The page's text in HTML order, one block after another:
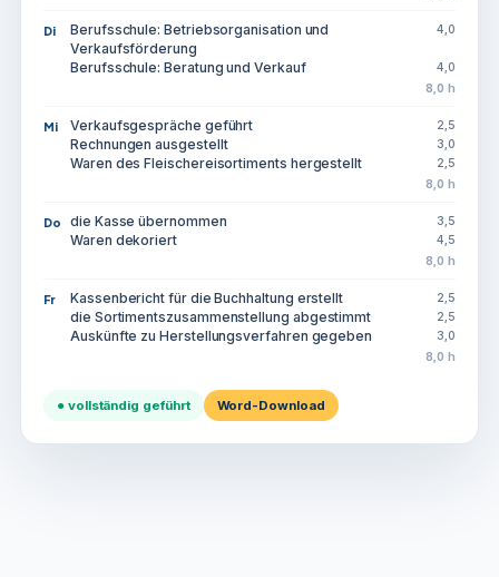
Di
Berufsschule: Betriebsorganisation und
Verkaufsförderung
4,0
Berufsschule: Beratung und Verkauf 4,0
8,0 h
Mi Verkaufsgespräche geführt 2,5
Rechnungen ausgestellt 3,0
Waren des Fleischereisortiments hergestellt 2,5
8,0 h
Do die Kasse übernommen 3,5
Waren dekoriert 4,5
8,0 h
Fr Kassenbericht für die Buchhaltung erstellt 2,5
die Sortimentszusammenstellung abgestimmt 2,5
Auskünfte zu Herstellungsverfahren gegeben 3,0
8,0 h
● vollständig geführt Word-Download